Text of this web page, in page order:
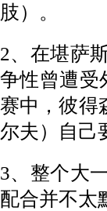
肢）。
2、在堪萨
争性曾遭受
赛中，彼得
尔夫）自己
3、整个大
配合并不太